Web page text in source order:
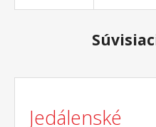
Jedálenské